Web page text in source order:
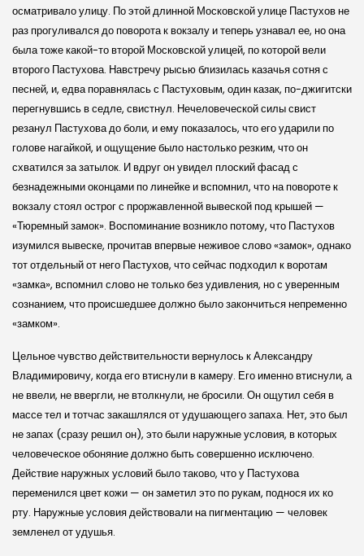
осматривало улицу. По этой длинной Московской улице Пастухов не
раз прогуливался до поворота к вокзалу и теперь узнавал ее, но она
была тоже какой-то второй Московской улицей, по которой вели
второго Пастухова. Навстречу рысью близилась казачья сотня с
песней, и, едва поравнялась с Пастуховым, один казак, по-джигитски
перегнувшись в седле, свистнул. Нечеловеческой силы свист
резанул Пастухова до боли, и ему показалось, что его ударили по
голове нагайкой, и ощущение было настолько резким, что он
схватился за затылок. И вдруг он увидел плоский фасад с
безнадежными оконцами по линейке и вспомнил, что на повороте к
вокзалу стоял острог с проржавленной вывеской под крышей —
«Тюремный замок». Воспоминание возникло потому, что Пастухов
изумился вывеске, прочитав впервые неживое слово «замок», однако
тот отдельный от него Пастухов, что сейчас подходил к воротам
«замка», вспомнил слово не только без удивления, но с уверенным
сознанием, что происшедшее должно было закончиться непременно
«замком».
Цельное чувство действительности вернулось к Александру
Владимировичу, когда его втиснули в камеру. Его именно втиснули, а
не ввели, не ввергли, не втолкнули, не бросили. Он ощутил себя в
массе тел и тотчас закашлялся от удушающего запаха. Нет, это был
не запах (сразу решил он), это были наружные условия, в которых
человеческое обоняние должно быть совершенно исключено.
Действие наружных условий было таково, что у Пастухова
переменился цвет кожи — он заметил это по рукам, поднося их ко
рту. Наружные условия действовали на пигментацию — человек
земленел от удушья.